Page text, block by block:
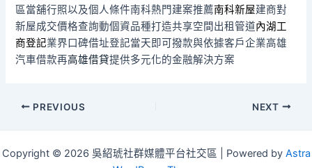
區當舖行照以及個人條件南科熱門建案推薦南科新屋建商對
新屋成交價格查詢動個資品種打造共享空間出租管道內湖工
商登記業界口碑借址登記當天即可撥款與依據客戶企業高雄
汽車借款再高雄借貸提供多元化的金融解決方案
Post
PREVIOUS NEXT
Copyright © 2026 吳紹琥社群媒體平台社交區 | Powered by Astra